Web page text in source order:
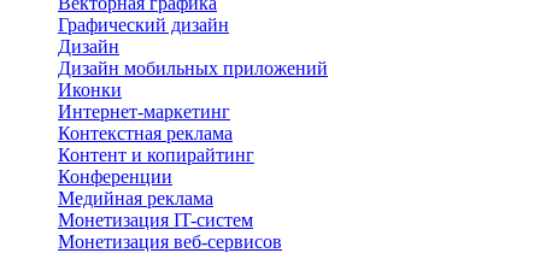
Графический дизайн
Дизайн
Дизайн мобильных приложений
Иконки
Интернет-маркетинг
Контекстная реклама
Контент и копирайтинг
Конференции
Медийная реклама
Монетизация IT-систем
Монетизация веб-сервисов